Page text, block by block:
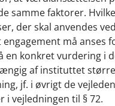
samme faktorer. Hvilke
der skal anvendes ved
engagement må anses
en konkret vurdering i
af instituttet
jf. i øvrigt de
vejledningen til § 72.